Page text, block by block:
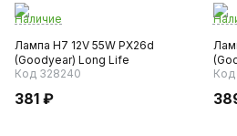
Наличие
Лампа H7 12V 55W PX26d
(Goodyear) Long Life
Код 328240
381 ₽